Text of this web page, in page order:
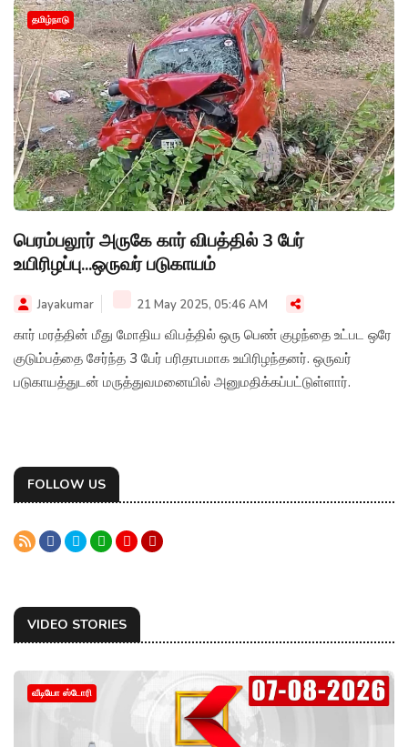
தமிழ்நாடு
பெரம்பலூர் அருகே கார் விபத்தில் 3 பேர்
உயிரிழப்பு...ஒருவர் படுகாயம்
Jayakumar 21 May 2025, 05:46 AM
கார் மரத்தின் மீது மோதிய விபத்தில் ஒரு பெண் குழந்தை உட்பட ஒரே
குடும்பத்தை சேர்ந்த 3 பேர் பரிதாபமாக உயிரிழந்தனர். ஒருவர்
படுகாயத்துடன் மருத்துவமனையில் அனுமதிக்கப்பட்டுள்ளார்.
FOLLOW US
VIDEO STORIES
வீடியோ ஸ்டோரி